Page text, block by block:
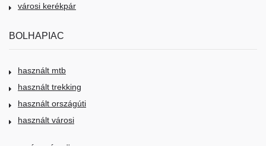
városi kerékpár
BOLHAPIAC
használt mtb
használt trekking
használt országúti
használt városi